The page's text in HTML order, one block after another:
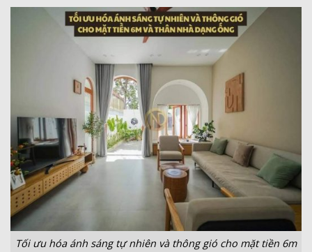
Tối ưu hóa ánh sáng tự nhiên và thông gió cho mặt tiền 6m